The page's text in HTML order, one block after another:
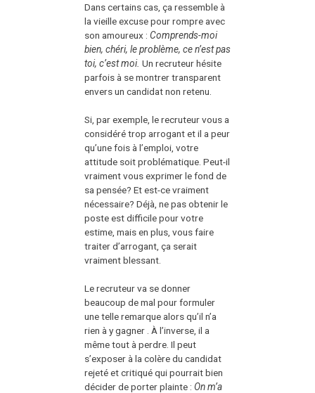
Dans certains cas, ça ressemble à
la vieille excuse pour rompre avec
son amoureux : Comprends-moi
bien, chéri, le problème, ce n’est pas
toi, c’est moi. Un recruteur hésite
parfois à se montrer transparent
envers un candidat non retenu.
Si, par exemple, le recruteur vous a
considéré trop arrogant et il a peur
qu’une fois à l’emploi, votre
attitude soit problématique. Peut-il
vraiment vous exprimer le fond de
sa pensée? Et est-ce vraiment
nécessaire? Déjà, ne pas obtenir le
poste est difficile pour votre
estime, mais en plus, vous faire
traiter d’arrogant, ça serait
vraiment blessant.
Le recruteur va se donner
beaucoup de mal pour formuler
une telle remarque alors qu’il n’a
rien à y gagner . À l’inverse, il a
même tout à perdre. Il peut
s’exposer à la colère du candidat
rejeté et critiqué qui pourrait bien
décider de porter plainte : On m’a